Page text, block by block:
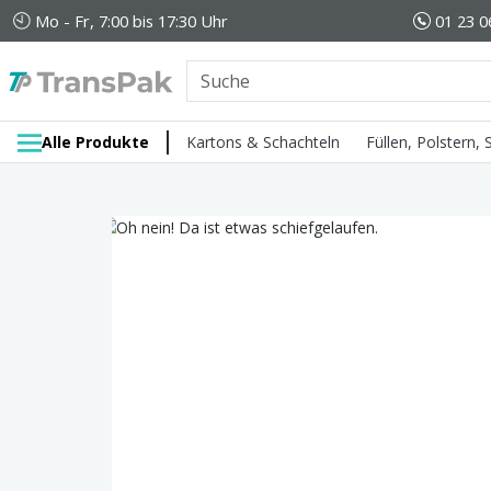
Mo - Fr, 7:00 bis 17:30 Uhr 01 23
Alle Produkte Kartons & Schachteln Füllen, Polstern,